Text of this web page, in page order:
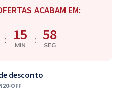
ACABAM EM:
: 15
MIN : 58
SEG
desconto
OFF